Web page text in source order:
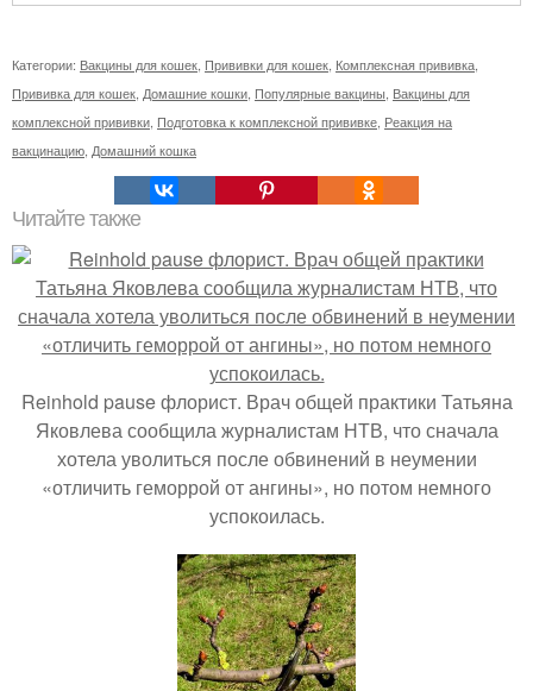
Категории: Вакцины для кошек Прививки для кошек Комплексная прививка
Прививка для кошек Домашние кошки Популярные вакцины Вакцины для
комплексной прививки Подготовка к комплексной прививке Реакция на
вакцинацию Домашний кошка
Читайте также
Reinhold pause флорист. Врач общей практики Татьяна
Яковлева сообщила журналистам НТВ, что сначала
хотела уволиться после обвинений в неумении
«отличить геморрой от ангины», но потом немного
успокоилась.